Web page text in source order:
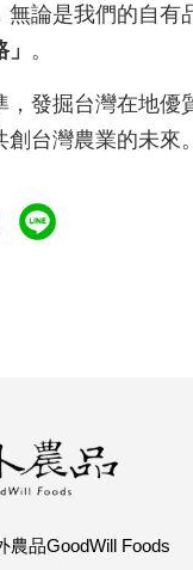
無論是我們的自有
。
，發掘台灣在地
台灣農業的未來。
農品GoodWill Foods